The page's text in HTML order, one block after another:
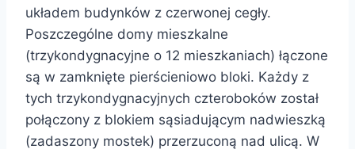
układem budynków z czerwonej cegły.
Poszczególne domy mieszkalne
(trzykondygnacyjne o 12 mieszkaniach) łączone
są w zamknięte pierścieniowo bloki. Każdy z
tych trzykondygnacyjnych czteroboków został
połączony z blokiem sąsiadującym nadwieszką
(zadaszony mostek) przerzuconą nad ulicą. W